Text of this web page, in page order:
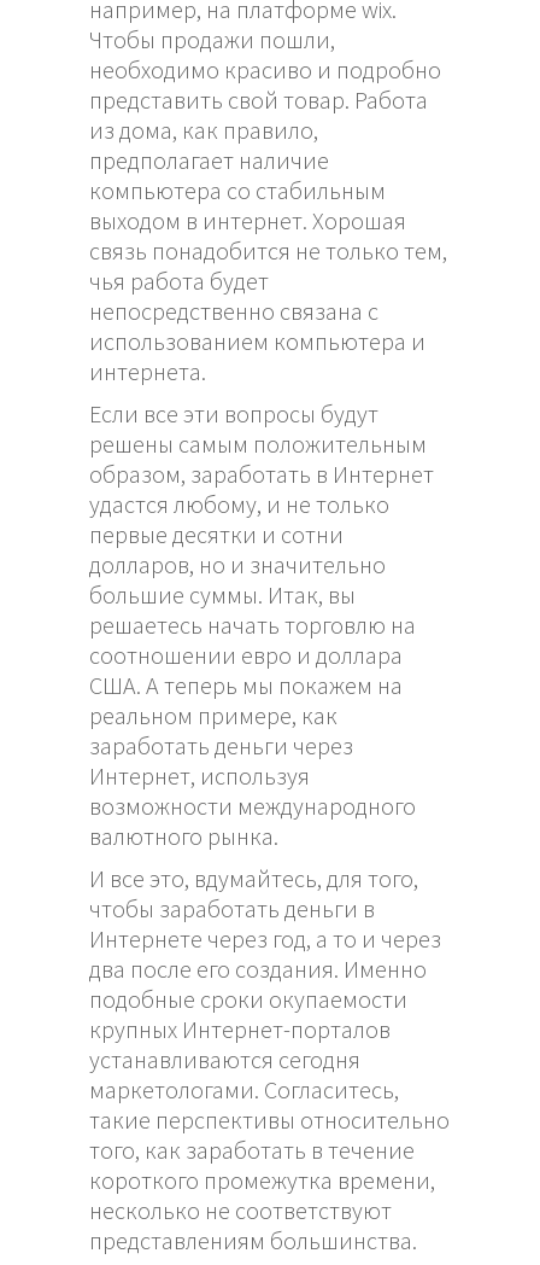
например, на платформе wix.
Чтобы продажи пошли,
необходимо красиво и подробно
представить свой товар. Работа
из дома, как правило,
предполагает наличие
компьютера со стабильным
выходом в интернет. Хорошая
связь понадобится не только тем,
чья работа будет
непосредственно связана с
использованием компьютера и
интернета.
Если все эти вопросы будут
решены самым положительным
образом, заработать в Интернет
удастся любому, и не только
первые десятки и сотни
долларов, но и значительно
большие суммы. Итак, вы
решаетесь начать торговлю на
соотношении евро и доллара
США. А теперь мы покажем на
реальном примере, как
заработать деньги через
Интернет, используя
возможности международного
валютного рынка.
И все это, вдумайтесь, для того,
чтобы заработать деньги в
Интернете через год, а то и через
два после его создания. Именно
подобные сроки окупаемости
крупных Интернет-порталов
устанавливаются сегодня
маркетологами. Согласитесь,
такие перспективы относительно
того, как заработать в течение
короткого промежутка времени,
несколько не соответствуют
представлениям большинства.